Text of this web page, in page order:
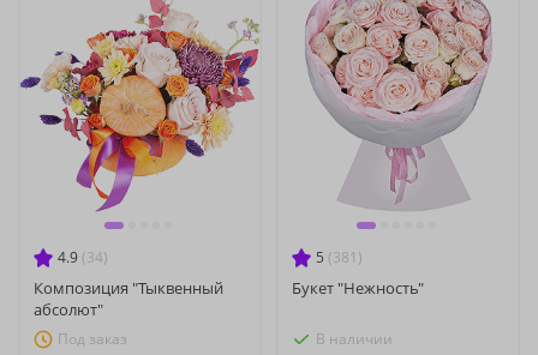
4.9 (34)
Композиция "Тыквенный
абсолют"
Под заказ
5 (381)
Букет "Нежность"
В наличии